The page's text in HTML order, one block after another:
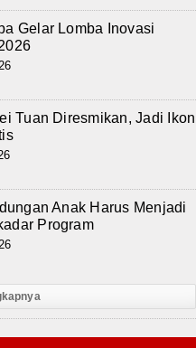
Gelar Lomba Inovasi
Tuan Diresmikan, Jadi Ikon
Anak Harus Menjadi
Program